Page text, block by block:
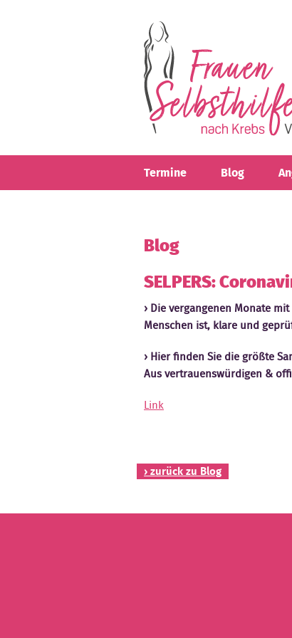
Termine Blog
Blog
SELPERS:
Die vergangenen Monate
Menschen ist, klare und
Hier finden Sie die größte
Aus vertrauenswürdigen &
Link
› zurück zu Blog